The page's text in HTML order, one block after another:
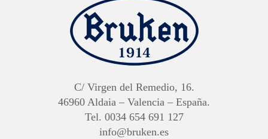
C/ Virgen del Remedio, 16.
46960 Aldaia – Valencia – España.
Tel. 0034 654 691 127
info@bruken.es